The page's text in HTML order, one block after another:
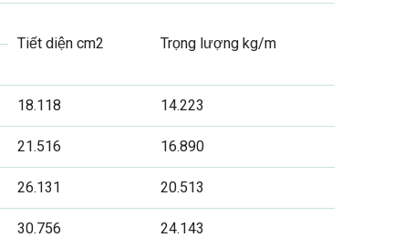
Tiết diện cm2
Trọng lượng kg/m
18.118
14.223
21.516
16.890
26.131
20.513
30.756 24.143